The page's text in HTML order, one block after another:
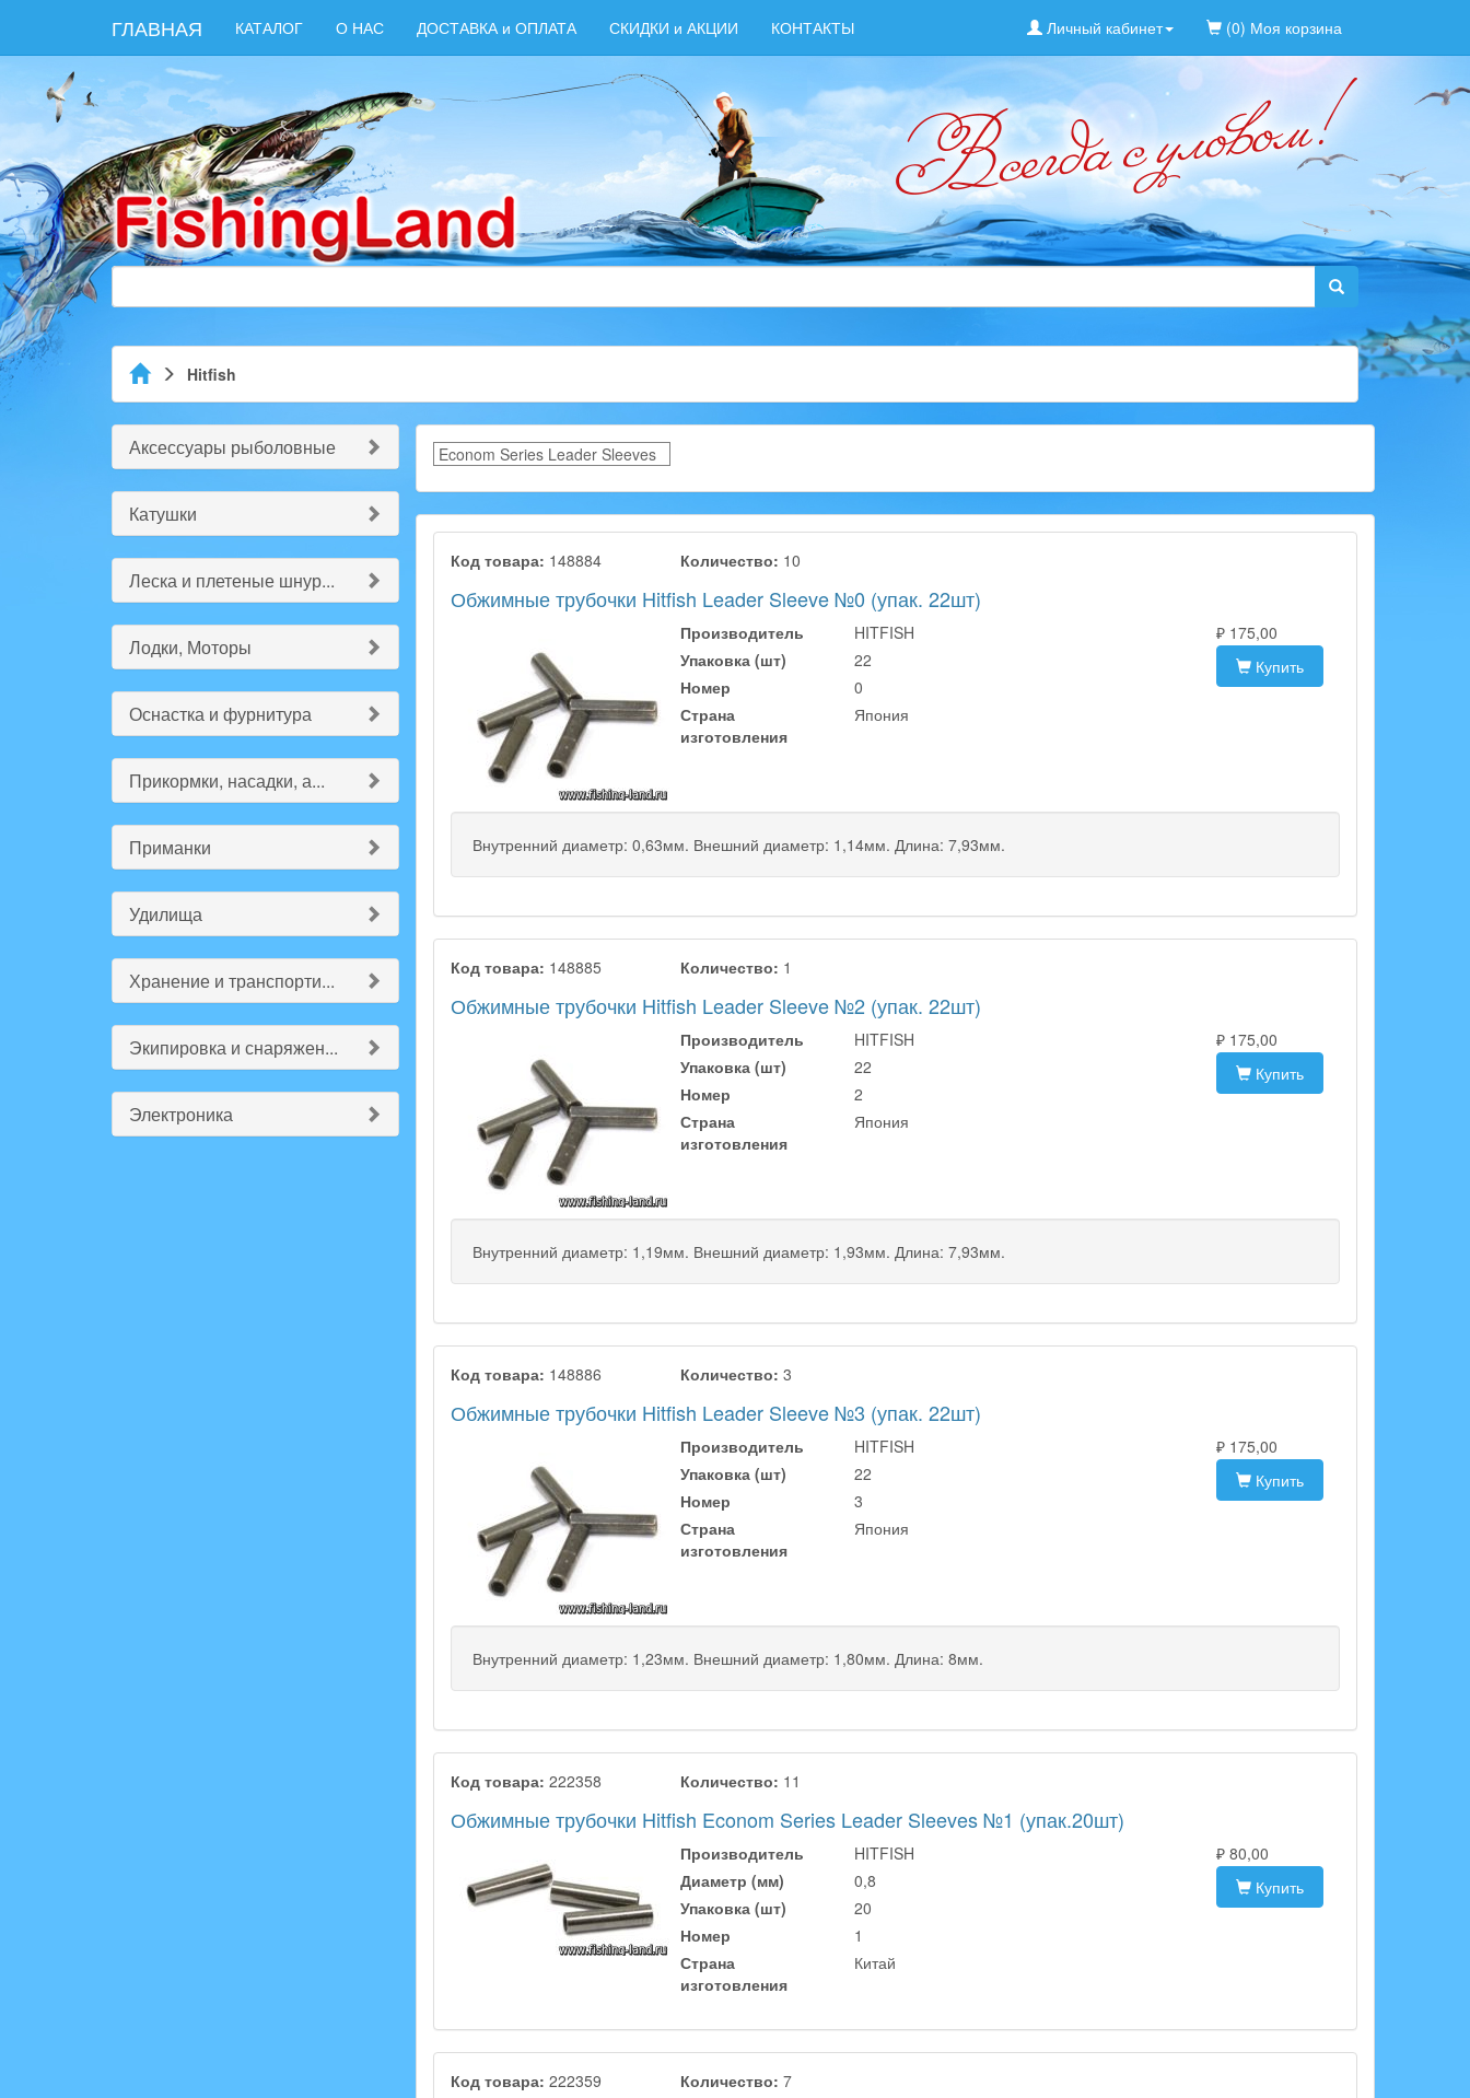
ГЛАВНАЯ КАТАЛОГ О НАС ДОСТАВКА и ОПЛАТА СКИДКИ и АКЦИИ КОНТАКТЫ Личный кабинет (0) Моя корзина
Hitfish
Аксессуары рыболовные
Катушки
Леска и плетеные шнур...
Лодки, Моторы
Оснастка и фурнитура
Прикормки, насадки, а...
Приманки
Удилища
Хранение и транспорти...
Экипировка и снаряжен...
Электроника
Econom Series Leader Sleeves
Код товара: 148884 Количество: 10
Обжимные трубочки Hitfish Leader Sleeve №0 (упак. 22шт)
Производитель
HITFISH
Упаковка (шт)
22
Номер
0
Страна
изготовления
Япония
₽ 175,00
Купить
Внутренний диаметр: 0,63мм. Внешний диаметр: 1,14мм. Длина: 7,93мм.
Код товара: 148885 Количество: 1
Обжимные трубочки Hitfish Leader Sleeve №2 (упак. 22шт)
Производитель
HITFISH
Упаковка (шт)
22
Номер
2
Страна
изготовления
Япония
₽ 175,00
Купить
Внутренний диаметр: 1,19мм. Внешний диаметр: 1,93мм. Длина: 7,93мм.
Код товара: 148886 Количество: 3
Обжимные трубочки Hitfish Leader Sleeve №3 (упак. 22шт)
Производитель
HITFISH
Упаковка (шт)
22
Номер
3
Страна
изготовления
Япония
₽ 175,00
Купить
Внутренний диаметр: 1,23мм. Внешний диаметр: 1,80мм. Длина: 8мм.
Код товара: 222358 Количество: 11
Обжимные трубочки Hitfish Econom Series Leader Sleeves №1 (упак.20шт)
Производитель
HITFISH
Диаметр (мм)
0,8
Упаковка (шт)
20
Номер
1
Страна
изготовления
Китай
₽ 80,00
Купить
Код товара: 222359 Количество: 7